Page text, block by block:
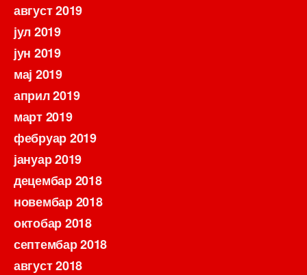
август 2019
јул 2019
јун 2019
мај 2019
април 2019
март 2019
фебруар 2019
јануар 2019
децембар 2018
новембар 2018
октобар 2018
септембар 2018
август 2018